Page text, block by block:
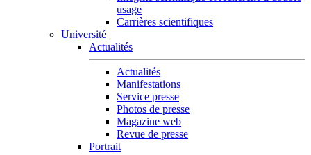
usage
Carrières scientifiques
Université
Actualités
Actualités
Manifestations
Service presse
Photos de presse
Magazine web
Revue de presse
Portrait